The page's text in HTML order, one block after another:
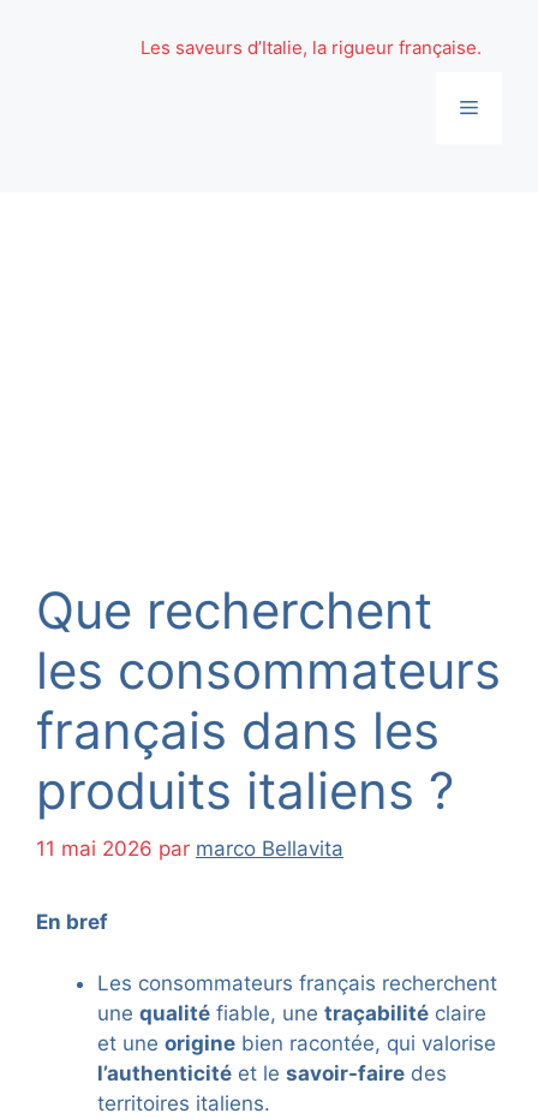
Les saveurs d’Italie, la rigueur française.
Menu
Que recherchent
les consommateurs
français dans les
produits italiens ?
11 mai 2026 par marco Bellavita
En bref
Les consommateurs français recherchent
une qualité fiable, une traçabilité claire
et une origine bien racontée, qui valorise
l’authenticité et le savoir-faire des
territoires italiens.